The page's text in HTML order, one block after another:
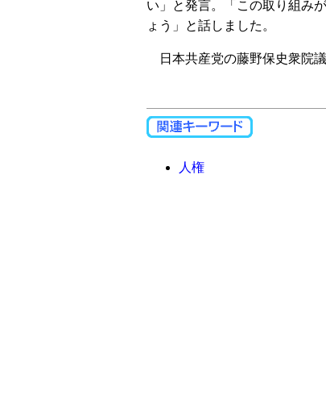
い」と発言。「この取り組み
ょう」と話しました。
日本共産党の藤野保史衆院
人権